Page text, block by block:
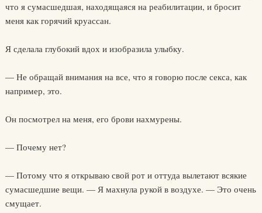
что я сумасшедшая, находящаяся на реабилитации, и бросит
меня как горячий круассан.
Я сделала глубокий вдох и изобразила улыбку.
— Не обращай внимания на все, что я говорю после секса, как
например, это.
Он посмотрел на меня, его брови нахмурены.
— Почему нет?
— Потому что я открываю свой рот и оттуда вылетают всякие
сумасшедшие вещи. — Я махнула рукой в воздухе. — Это очень
смущает.